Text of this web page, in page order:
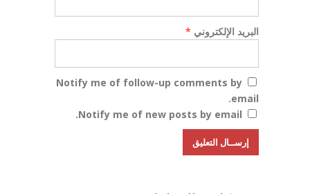
البريد الإلكتروني *
Notify me of follow-up comments by
email.
Notify me of new posts by email.